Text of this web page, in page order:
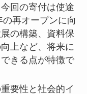
回の寄付は使途
再オープンに向
の構築、資料保
上など、将来に
きる点が特徴で
要性と社会的イ